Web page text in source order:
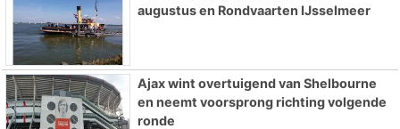
augustus en Rondvaarten IJsselmeer
Ajax wint overtuigend van Shelbourne
en neemt voorsprong richting volgende
ronde